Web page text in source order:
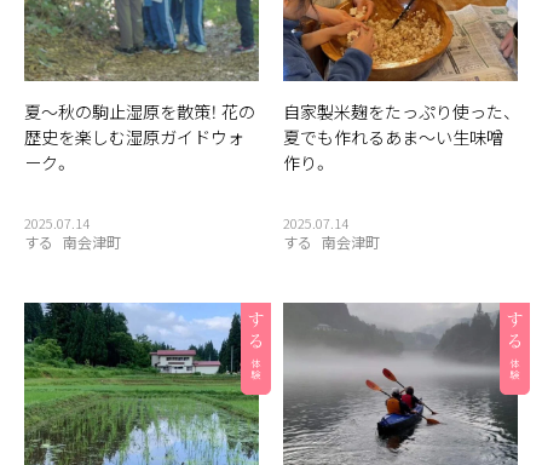
夏〜秋の駒止湿原を散策！ 花の
歴史を楽しむ湿原ガイドウォ
ーク。
2025.07.14
する 南会津町
自家製米麹をたっぷり使った、
夏でも作れるあま〜い生味噌
作り。
2025.07.14
する 南会津町